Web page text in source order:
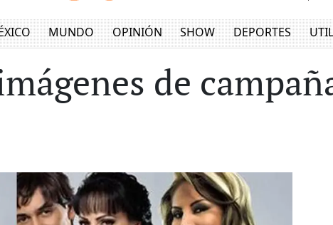
MUNDO OPINIÓN SHOW DEPORTES
de